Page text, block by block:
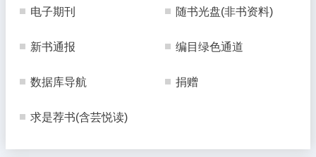
电子期刊 随书光盘(非书资料)
新书通报 编目绿色通道
数据库导航 捐赠
求是荐书(含芸悦读)